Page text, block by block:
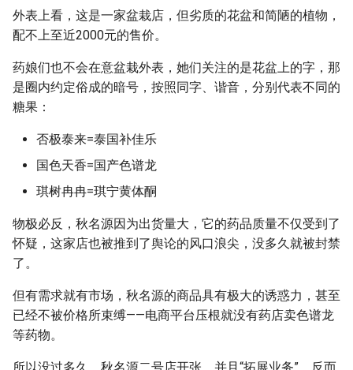
外表上看，这是一家盆栽店，但劣质的花盆和简陋的植物，
配不上至近2000元的售价。
药娘们也不会在意盆栽外表，她们关注的是花盆上的字，那
是圈内约定俗成的暗号，按照同字、谐音，分别代表不同的
糖果：
否极泰来=泰国补佳乐
国色天香=国产色谱龙
琪树冉冉=琪宁黄体酮
物极必反，秋名源因为出货量大，它的药品质量不仅受到了
怀疑，这家店也被推到了舆论的风口浪尖，没多久就被封禁
了。
但有需求就有市场，秋名源的商品具有极大的诱惑力，甚至
已经不被价格所束缚——电商平台压根就没有药店卖色谱龙
等药物。